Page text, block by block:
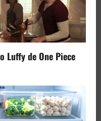
Luffy de One Piece